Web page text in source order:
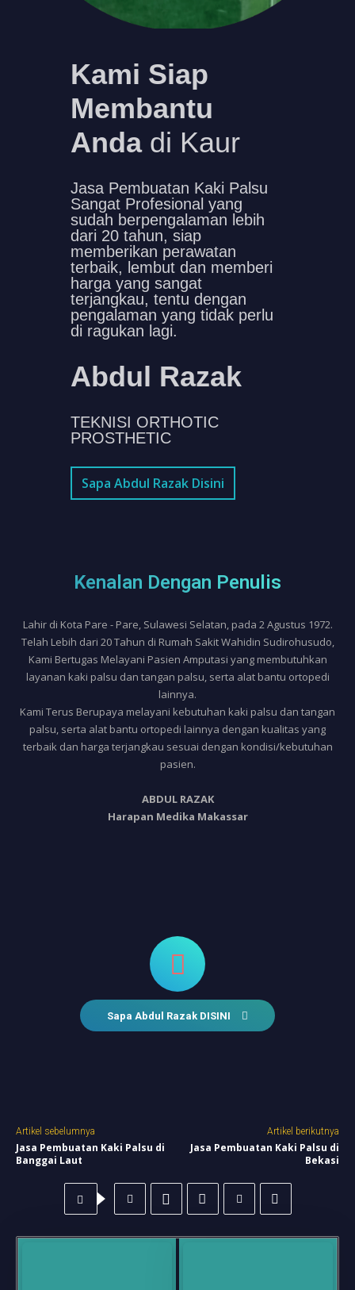
Kami Siap
Membantu
Andadi Kaur
Jasa Pembuatan Kaki Palsu
Sangat Profesional yang
sudah berpengalaman lebih
dari 20 tahun, siap
memberikan perawatan
terbaik, lembut dan memberi
harga yang sangat
terjangkau, tentu dengan
pengalaman yang tidak perlu
di ragukan lagi.
Abdul Razak
TEKNISI ORTHOTIC
PROSTHETIC
Sapa Abdul Razak Disini
Kenalan Dengan Penulis
Lahir di Kota Pare - Pare, Sulawesi Selatan, pada 2 Agustus 1972.
Telah Lebih dari 20 Tahun di Rumah Sakit Wahidin Sudirohusudo,
Kami Bertugas Melayani Pasien Amputasi yang membutuhkan
layanan kaki palsu dan tangan palsu, serta alat bantu ortopedi
lainnya.
Kami Terus Berupaya melayani kebutuhan kaki palsu dan tangan
palsu, serta alat bantu ortopedi lainnya dengan kualitas yang
terbaik dan harga terjangkau sesuai dengan kondisi/kebutuhan
pasien.
ABDUL RAZAK
Harapan Medika Makassar
Sapa Abdul Razak DISINI
Artikel sebelumnya
Jasa Pembuatan Kaki Palsu di
Banggai Laut
Artikel berikutnya
Jasa Pembuatan Kaki Palsu di
Bekasi